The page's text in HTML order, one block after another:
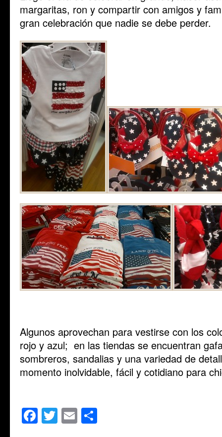
margaritas, ron y compartir con amigos y
gran celebración que nadie se debe perder.
Algunos aprovechan para vestirse con los
rojo y azul; en las tiendas se encuentran
sombreros, sandalias y una variedad de
momento inolvidable, fácil y cotidiano para
Facebook
Twitter
Email